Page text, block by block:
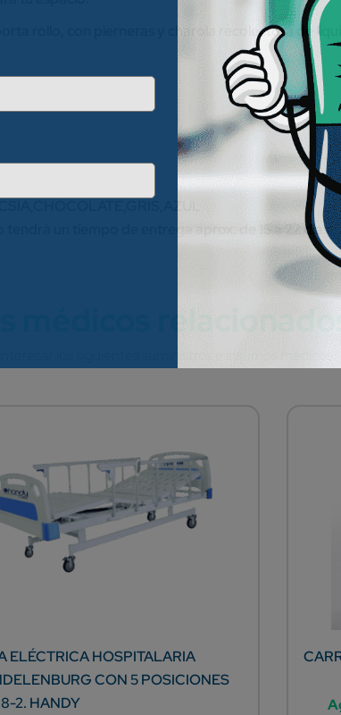
rollo, con pierneras y charola recolectora de
un tiempo de entrega aprox. de 15 a 22 días.
ELÉCTRICA HOSPITALARIA
CON 5 POSICIONES
2. HANDY